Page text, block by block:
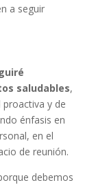
a seguir
saludables,
y de
énfasis en
en el
de reunión.
debemos